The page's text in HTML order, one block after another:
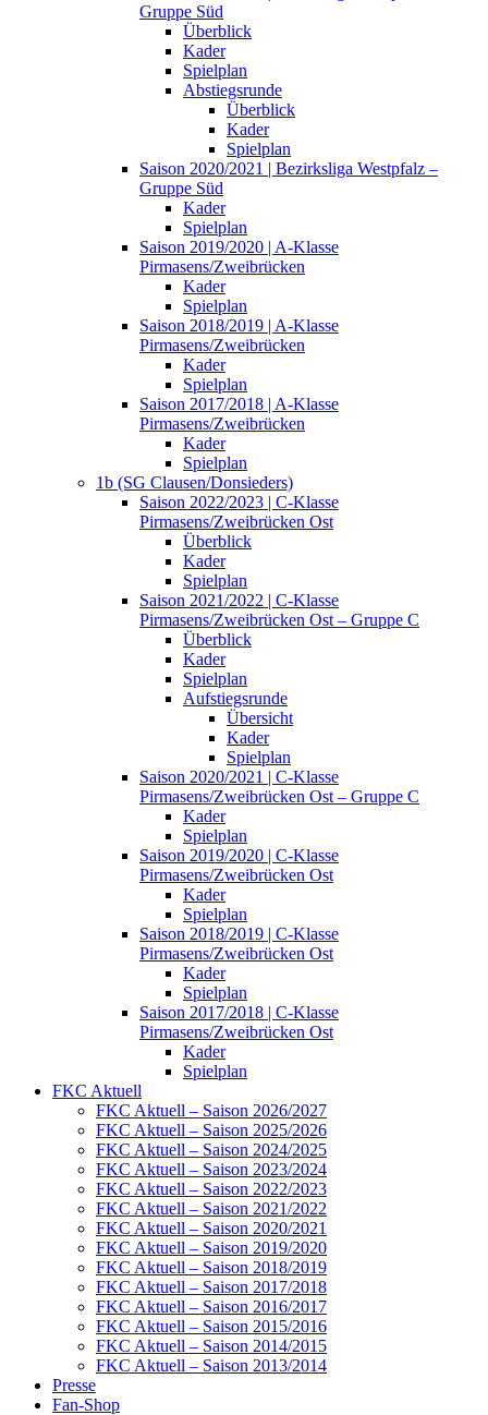
Gruppe Süd
Überblick
Kader
Spielplan
Abstiegsrunde
Überblick
Kader
Spielplan
Saison 2020/2021 | Bezirksliga Westpfalz –
Gruppe Süd
Kader
Spielplan
Saison 2019/2020 | A-Klasse
Pirmasens/Zweibrücken
Kader
Spielplan
Saison 2018/2019 | A-Klasse
Pirmasens/Zweibrücken
Kader
Spielplan
Saison 2017/2018 | A-Klasse
Pirmasens/Zweibrücken
Kader
Spielplan
1b (SG Clausen/Donsieders)
Saison 2022/2023 | C-Klasse
Pirmasens/Zweibrücken Ost
Überblick
Kader
Spielplan
Saison 2021/2022 | C-Klasse
Pirmasens/Zweibrücken Ost – Gruppe C
Überblick
Kader
Spielplan
Aufstiegsrunde
Übersicht
Kader
Spielplan
Saison 2020/2021 | C-Klasse
Pirmasens/Zweibrücken Ost – Gruppe C
Kader
Spielplan
Saison 2019/2020 | C-Klasse
Pirmasens/Zweibrücken Ost
Kader
Spielplan
Saison 2018/2019 | C-Klasse
Pirmasens/Zweibrücken Ost
Kader
Spielplan
Saison 2017/2018 | C-Klasse
Pirmasens/Zweibrücken Ost
Kader
Spielplan
FKC Aktuell
FKC Aktuell – Saison 2026/2027
FKC Aktuell – Saison 2025/2026
FKC Aktuell – Saison 2024/2025
FKC Aktuell – Saison 2023/2024
FKC Aktuell – Saison 2022/2023
FKC Aktuell – Saison 2021/2022
FKC Aktuell – Saison 2020/2021
FKC Aktuell – Saison 2019/2020
FKC Aktuell – Saison 2018/2019
FKC Aktuell – Saison 2017/2018
FKC Aktuell – Saison 2016/2017
FKC Aktuell – Saison 2015/2016
FKC Aktuell – Saison 2014/2015
FKC Aktuell – Saison 2013/2014
Presse
Fan-Shop